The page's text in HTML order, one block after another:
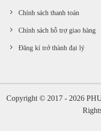
Chính sách thanh toán
Chính sách hỗ trợ giao hàng
Đăng kí trở thành đại lý
Copyright © 2017 - 2026